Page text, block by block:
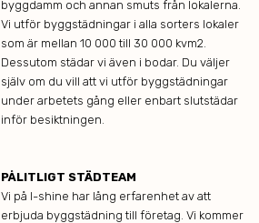
byggdamm och annan smuts från lokalerna.
Vi utför byggstädningar i alla sorters lokaler
som är mellan 10 000 till 30 000 kvm2.
Dessutom städar vi även i bodar. Du väljer
själv om du vill att vi utför byggstädningar
under arbetets gång eller enbart slutstädar
inför besiktningen.
PÅLITLIGT STÄDTEAM
Vi på I-shine har lång erfarenhet av att
erbjuda byggstädning till företag. Vi kommer